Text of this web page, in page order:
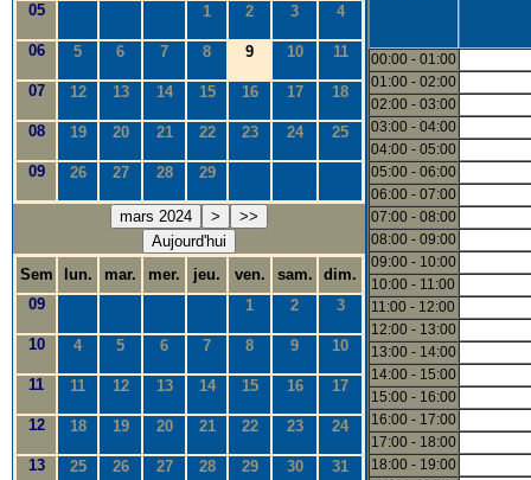
05
1 2 3 4
06 5 6 7 8 9 10 11
07 12 13 14 15 16 17 18
08 19 20 21 22 23 24 25
09 26 27 28 29
mars 2024 >
>>
Aujourd'hui
Sem
lun. mar. mer. jeu. ven. sam.
dim.
09
1 2 3
10 4 5 6 7 8 9 10
11 11 12 13 14 15 16 17
12 18 19 20 21 22 23 24
13 25 26 27 28 29 30 31
00:00 - 01:00
01:00 - 02:00
02:00 - 03:00
03:00 - 04:00
04:00 - 05:00
05:00 - 06:00
06:00 - 07:00
07:00 - 08:00
08:00 - 09:00
09:00 - 10:00
10:00 - 11:00
11:00 - 12:00
12:00 - 13:00
13:00 - 14:00
14:00 - 15:00
15:00 - 16:00
16:00 - 17:00
17:00 - 18:00
18:00 - 19:00